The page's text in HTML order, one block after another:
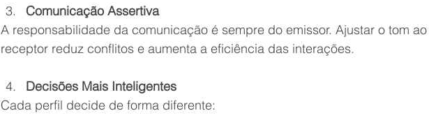
Comunicação Assertiva
A responsabilidade da comunicação é sempre do emissor. Ajustar o tom
receptor reduz conflitos e aumenta a eficiência das interações.
Decisões Mais Inteligentes
Cada perfil decide de forma diferente: